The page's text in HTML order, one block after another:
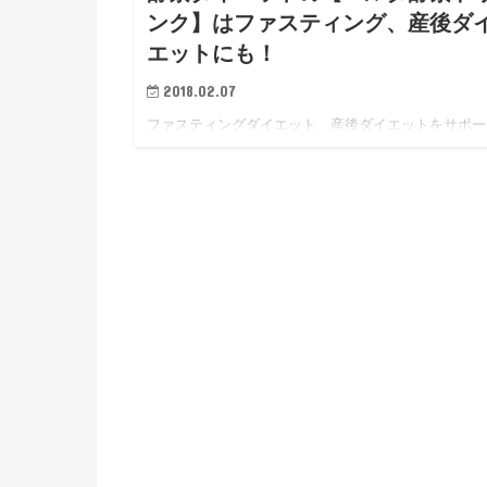
ンク】はファスティング、産後ダ
エットにも！
2018.02.07
ファスティングダイエット、産後ダイエットをサポー